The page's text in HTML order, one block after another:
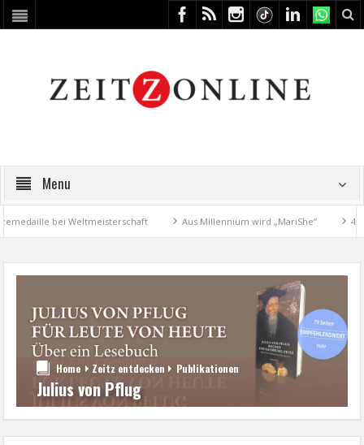
Menu
bei Weltmeisterschaft Aus Millennium wird „MariShe“ 4.
Home Zeitz entdecken Publikationen
Julius von Pflug